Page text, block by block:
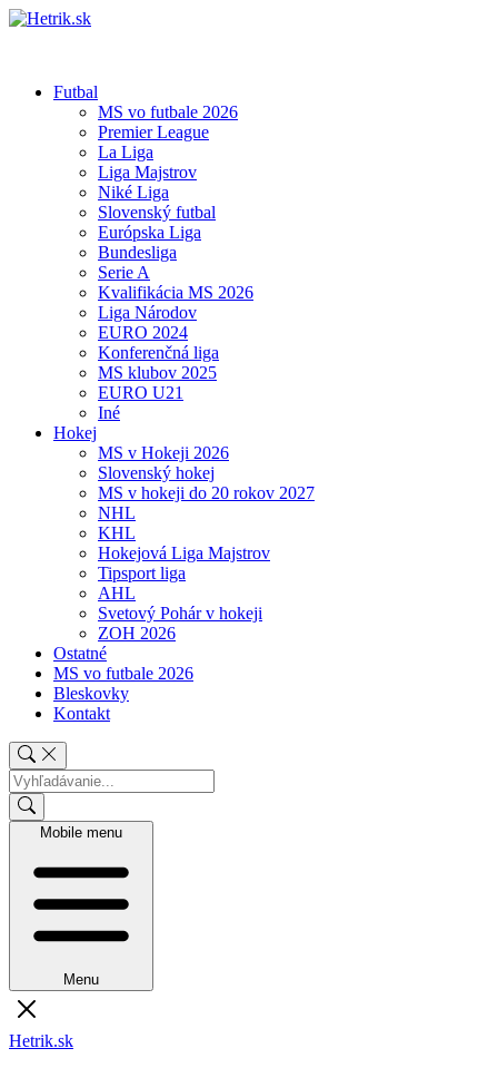
Futbal
MS vo futbale 2026
Premier League
La Liga
Liga Majstrov
Niké Liga
Slovenský futbal
Európska Liga
Bundesliga
Serie A
Kvalifikácia MS 2026
Liga Národov
EURO 2024
Konferenčná liga
MS klubov 2025
EURO U21
Iné
Hokej
MS v Hokeji 2026
Slovenský hokej
MS v hokeji do 20 rokov 2027
NHL
KHL
Hokejová Liga Majstrov
Tipsport liga
AHL
Svetový Pohár v hokeji
ZOH 2026
Ostatné
MS vo futbale 2026
Bleskovky
Kontakt
Mobile menu
Menu
Hetrik.sk